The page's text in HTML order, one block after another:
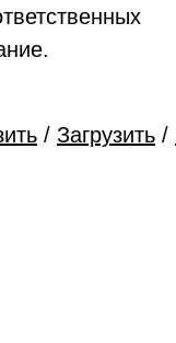
/ Загрузить /